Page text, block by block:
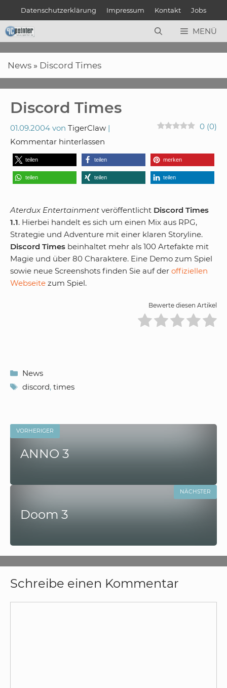
springen
Datenschutzerklärung Impressum Kontakt Jobs
MENÜ
News » Discord Times
Discord Times
01.09.2004 von TigerClaw 0 (0)
Kommentar hinterlassen
teilen teilen merken
teilen teilen teilen
Aterdux Entertainment veröffentlicht Discord Times
1.1. Hierbei handelt es sich um einen Mix aus RPG,
Strategie und Adventure mit einer klaren Storyline.
Discord Times beinhaltet mehr als 100 Artefakte mit
Magie und über 80 Charaktere. Eine Demo zum Spiel
sowie neue Screenshots finden Sie auf der offiziellen
Webseite zum Spiel.
Bewerte diesen Artikel
Kategorien
News
Schlagwörter
discord, times
VORHERIGER
ANNO 3
Doom 3
NÄCHSTER
Schreibe einen Kommentar